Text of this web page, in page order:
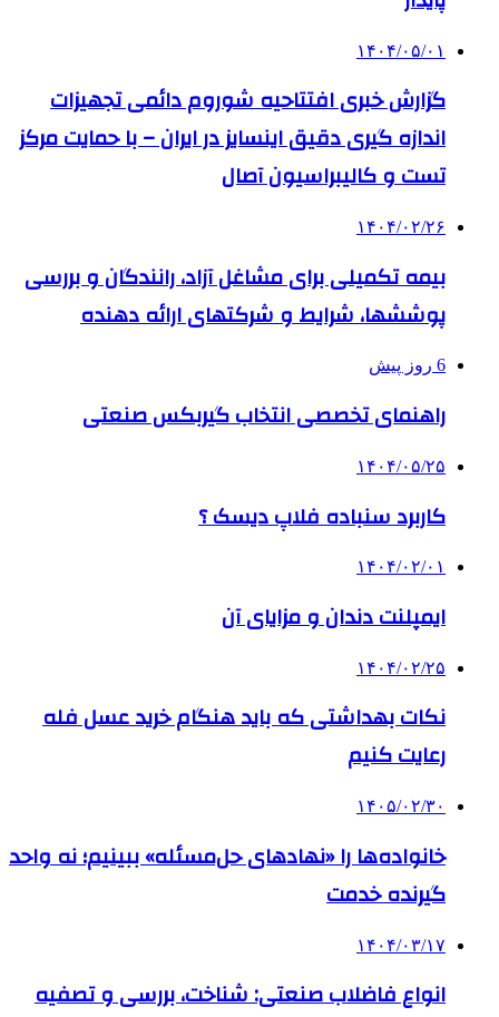
۱۴۰۴/۰۵/۰۱
گزارش خبری افتتاحیه شوروم دائمی تجهیزات
اندازه گیری دقیق اینسایز در ایران – با حمایت مرکز
تست و کالیبراسیون آصال
۱۴۰۴/۰۲/۲۶
بیمه تکمیلی برای مشاغل آزاد، رانندگان و بررسی
پوششها، شرایط و شرکتهای ارائه دهنده
6 روز پیش
راهنمای تخصصی انتخاب گیربکس صنعتی
۱۴۰۴/۰۵/۲۵
کاربرد سنباده فلاپ دیسک ؟
۱۴۰۴/۰۲/۰۱
ایمپلنت دندان و مزایای آن
۱۴۰۴/۰۲/۲۵
نکات بهداشتی که باید هنگام خرید عسل فله
رعایت کنیم
۱۴۰۵/۰۲/۳۰
خانواده‌ها را «نهادهای حل‌مسئله» ببینیم؛ نه واحد
گیرنده خدمت
۱۴۰۴/۰۳/۱۷
انواع فاضلاب صنعتی: شناخت، بررسی و تصفیه